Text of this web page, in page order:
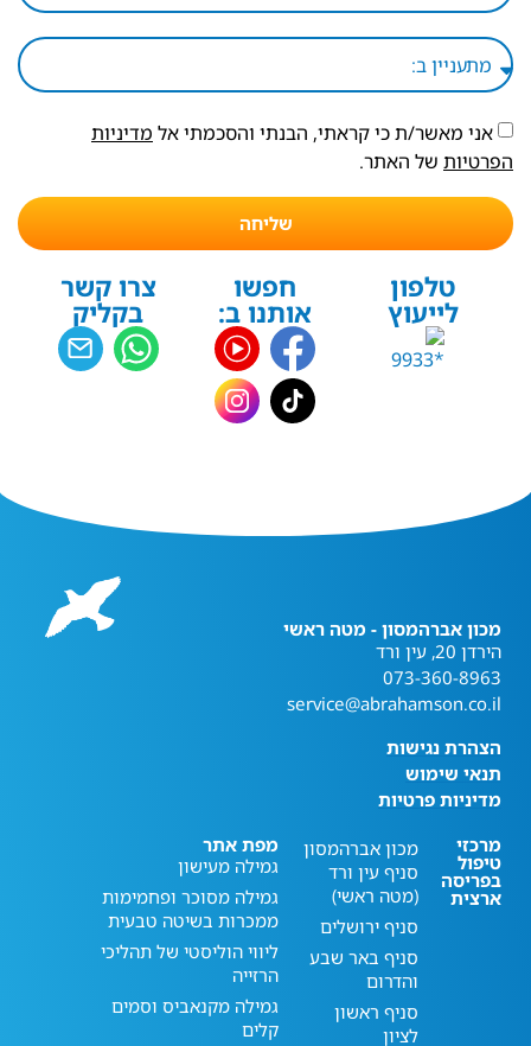
אני מאשר/ת כי קראתי, הבנתי והסכמתי אל מדיניות
הפרטיות של האתר.
שליחה
טלפון
לייעוץ
חפשו
אותנו ב:
צרו קשר
בקליק
מכון אברהמסון - מטה ראשי
הירדן 20, עין ורד
073-360-8963
service@abrahamson.co.il
הצהרת נגישות
תנאי שימוש
מדיניות פרטיות
מרכזי
טיפול
בפריסה
ארצית
מכון אברהמסון
סניף עין ורד
(מטה ראשי)
סניף ירושלים
סניף באר שבע
והדרום
סניף ראשון
לציון
מפת אתר
גמילה מעישון
גמילה מסוכר ופחמימות
ממכרות בשיטה טבעית
ליווי הוליסטי של תהליכי
הרזייה
גמילה מקנאביס וסמים
קלים